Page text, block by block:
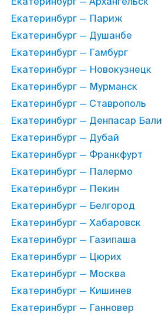
Екатеринбург — Париж
Екатеринбург — Душанбе
Екатеринбург — Гамбург
Екатеринбург — Новокузнецк
Екатеринбург — Мурманск
Екатеринбург — Ставрополь
Екатеринбург — Денпасар Бали
Екатеринбург — Дубай
Екатеринбург — Франкфурт
Екатеринбург — Палермо
Екатеринбург — Пекин
Екатеринбург — Белгород
Екатеринбург — Хабаровск
Екатеринбург — Газипаша
Екатеринбург — Цюрих
Екатеринбург — Москва
Екатеринбург — Кишинев
Екатеринбург — Ганновер